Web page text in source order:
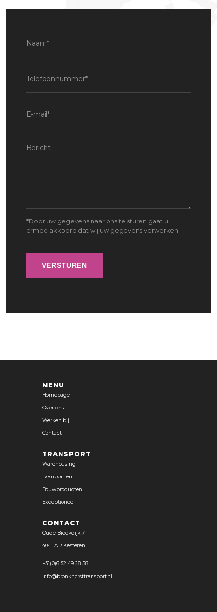
(Vereist)
(Vereist)
mail
*Door uw gegevens naar ons te sturen gaat u
ermee akkoord dat wij uw gegevens verwerken.
MENU
Homepage
Over ons
Werken bij
Contact
TRANSPORT
Warehousing
Laanbomen
Bouwproducten
Exceptioneel
CONTACT
Oude Broekdijk 7
4041 AR Kesteren
+31(0)6 52 49 28 58
info@bronkhorsttransport.nl